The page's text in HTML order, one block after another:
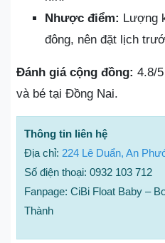
Nhược điểm: Lượng
đông, nên đặt lịch
Đánh giá cộng đồng: 4.8/
và bé tại Đồng Nai.
Thông tin liên hệ
Địa chỉ: 224 Lê Duẩn, An
Số điện thoại: 0932 103 712
Fanpage: CiBi Float Baby –
Thành